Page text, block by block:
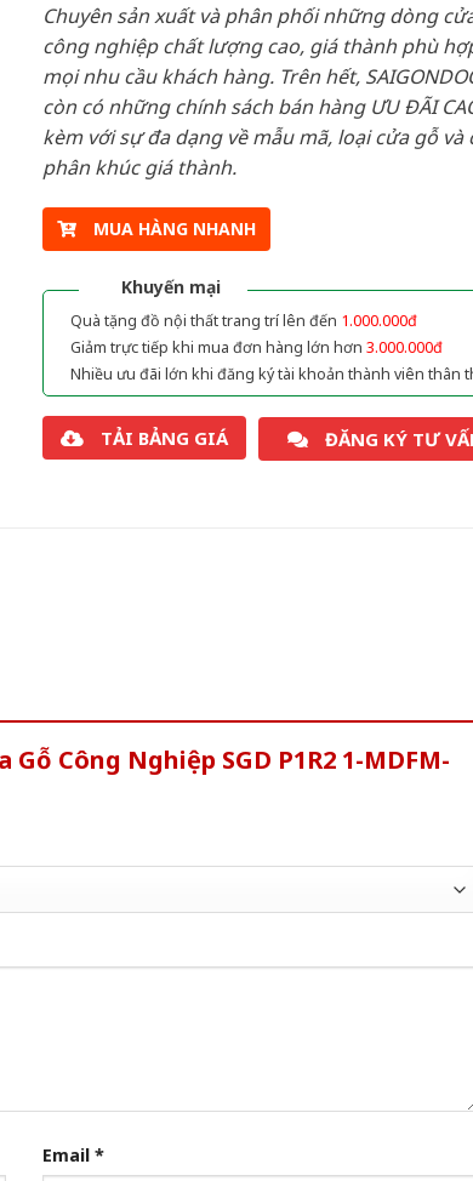
Chuyên sản xuất và phân phối những dòng
công nghiệp chất lượng cao, giá thành phù
mọi nhu cầu khách hàng. Trên hết,
còn có những chính sách bán hàng ƯU ĐÃI
kèm với sự đa dạng về mẫu mã, loại cửa gỗ và
phân khúc giá thành.
MUA HÀNG NHANH
Khuyến mại
Quà tặng đồ nội thất trang trí lên đến 1.000.000đ
Giảm trực tiếp khi mua đơn hàng lớn hơn 3.000.000đ
Nhiều ưu đãi lớn khi đăng ký tài khoản thành viên thân
TẢI BẢNG GIÁ ĐĂNG KÝ TƯ
Công Nghiệp SGD P1R2 1-MDFM-
Email *